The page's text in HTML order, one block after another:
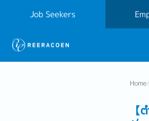
Job Seekers
Home/